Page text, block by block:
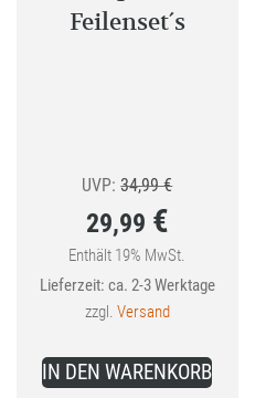
Feilenset´s
UVP: 34,99€Ursprünglicher
war:
34,99 €
29,99 €
Aktueller
Preis
29,99 €.
Enthält 19% MwSt.
Lieferzeit: ca. 2-3 Werktage
zzgl. Versand
IN DEN WARENKORB